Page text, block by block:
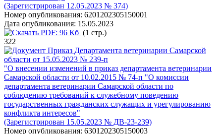
(Зарегистрирован 12.05.2023 № 374)
Номер опубликования: 6201202305150001
Дата опубликования: 15.05.2023
PDF: 96 Кб (1 стр.)
322
Приказ Департамента ветеринарии Самарской
области от 15.05.2023 № 239-п
"О внесении изменений в приказ департамента ветеринарии
Самарской области от 10.02.2015 № 74-п "О комиссии
департамента ветеринарии Самарской области по
соблюдению требований к служебному поведению
государственных гражданских служащих и урегулированию
конфликта интересов"
(Зарегистрирован 15.05.2023 № ДВ-23-239)
Номер опубликования: 6301202305150003